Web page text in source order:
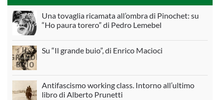
Una tovaglia ricamata all’ombra di Pinochet: su
“Ho paura torero” di Pedro Lemebel
Su “Il grande buio”, di Enrico Macioci
Antifascismo working class. Intorno all’ultimo
libro di Alberto Prunetti